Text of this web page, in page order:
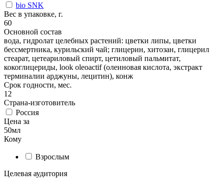
bio SNK
Вес в упаковке, г.
60
Основной состав
вода, гидролат целебных растений: цветки липы, цветки
бессмертника, курильский чай; глицерин, хитозан, глицерил
стеарат, цетеариловый спирт, цетиловый пальмитат,
кокоглицериды, look oleoactif (олеиновая кислота, экстракт
терминалии арджуны, лецитин), конж
Срок годности, мес.
12
Страна-изготовитель
Россия
Цена за
50мл
Кому
Взрослым
Целевая аудитория